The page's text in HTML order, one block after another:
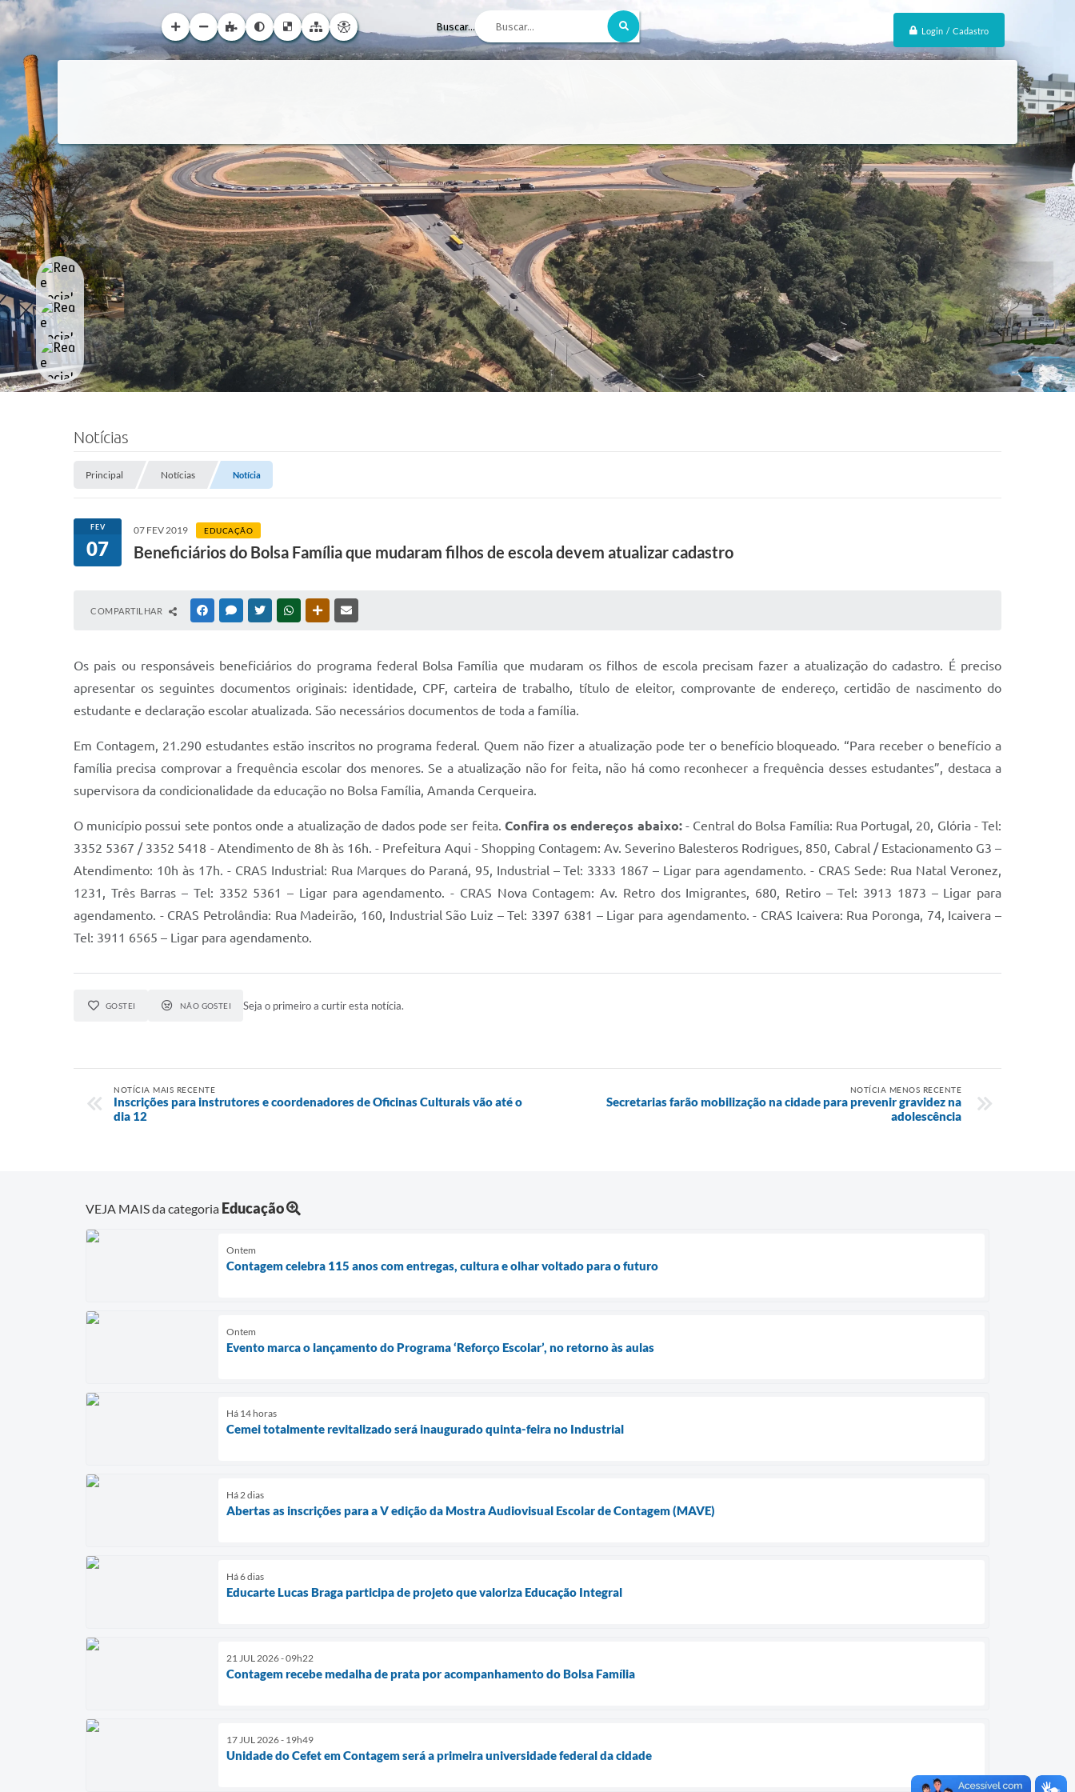
Login / Cadastro
Buscar...
Notícias
Principal Notícias Notícia
FEV
07
07 FEV 2019 EDUCAÇÃO
Beneficiários do Bolsa Família que mudaram filhos de escola devem atualizar cadastro
COMPARTILHAR FACEBOOKMESSENGER
TWITTERWHATSAPPOUTRAS MÍDIAS
Os pais ou responsáveis beneficiários do programa federal Bolsa Família que mudaram os filhos de escola precisam fazer a atualização do cadastro. É preciso
apresentar os seguintes documentos originais: identidade, CPF, carteira de trabalho, título de eleitor, comprovante de endereço, certidão de nascimento do
estudante e declaração escolar atualizada. São necessários documentos de toda a família.
Em Contagem, 21.290 estudantes estão inscritos no programa federal. Quem não fizer a atualização pode ter o benefício bloqueado. “Para receber o benefício a
família precisa comprovar a frequência escolar dos menores. Se a atualização não for feita, não há como reconhecer a frequência desses estudantes”, destaca a
supervisora da condicionalidade da educação no Bolsa Família, Amanda Cerqueira.
O município possui sete pontos onde a atualização de dados pode ser feita. Confira os endereços abaixo:- Central do Bolsa Família: Rua Portugal, 20, Glória - Tel:
3352 5367 / 3352 5418 - Atendimento de 8h às 16h. - Prefeitura Aqui - Shopping Contagem: Av. Severino Balesteros Rodrigues, 850, Cabral / Estacionamento G3 –
Atendimento: 10h às 17h. - CRAS Industrial: Rua Marques do Paraná, 95, Industrial – Tel: 3333 1867 – Ligar para agendamento. - CRAS Sede: Rua Natal Veronez,
1231, Três Barras – Tel: 3352 5361 – Ligar para agendamento. - CRAS Nova Contagem: Av. Retro dos Imigrantes, 680, Retiro – Tel: 3913 1873 – Ligar para
agendamento. - CRAS Petrolândia: Rua Madeirão, 160, Industrial São Luiz – Tel: 3397 6381 – Ligar para agendamento. - CRAS Icaivera: Rua Poronga, 74, Icaivera –
Tel: 3911 6565 – Ligar para agendamento.
GOSTEI NÃO GOSTEI Seja o primeiro a curtir esta notícia.
NOTÍCIA MAIS RECENTE
Inscrições para instrutores e coordenadores de Oficinas Culturais vão até o
dia 12
NOTÍCIA MENOS RECENTE
Secretarias farão mobilização na cidade para prevenir gravidez na
adolescência
VEJA MAIS da categoria Educação
Ontem
Contagem celebra 115 anos com entregas, cultura e olhar voltado para o futuro
Ontem
Evento marca o lançamento do Programa ‘Reforço Escolar’, no retorno às aulas
Há 14 horas
Cemei totalmente revitalizado será inaugurado quinta-feira no Industrial
Há 2 dias
Abertas as inscrições para a V edição da Mostra Audiovisual Escolar de Contagem (MAVE)
Há 6 dias
Educarte Lucas Braga participa de projeto que valoriza Educação Integral
21 JUL 2026 - 09h22
Contagem recebe medalha de prata por acompanhamento do Bolsa Família
17 JUL 2026 - 19h49
Unidade do Cefet em Contagem será a primeira universidade federal da cidade